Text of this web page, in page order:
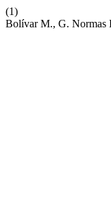
(1)
Bolívar M., G. Normas